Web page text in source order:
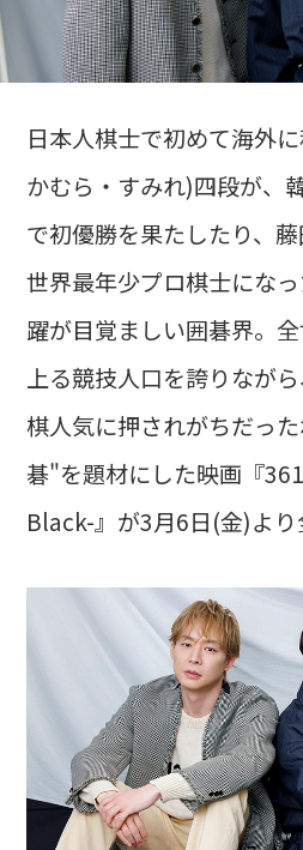
日本人棋士で初めて海外
かむら・すみれ)四段が、
で初優勝を果たしたり、
世界最年少プロ棋士にな
躍が目覚ましい囲碁界。
上る競技人口を誇りなが
棋人気に押されがちだっ
碁"を題材にした映画『
Black-』が3月6日(金)より